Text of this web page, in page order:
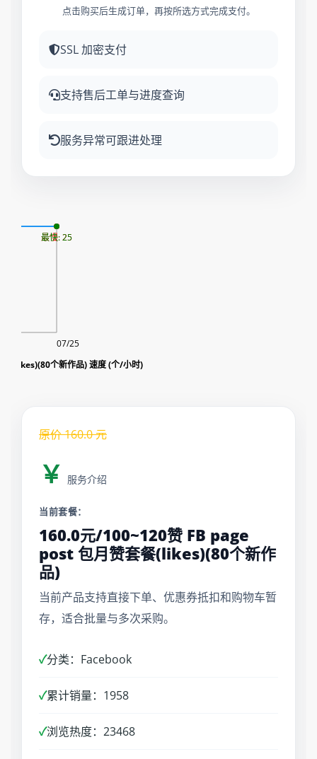
点击购买后生成订单，再按所选方式完成支付。
SSL 加密支付
支持售后工单与进度查询
服务异常可跟进处理
(likes)(80个新作品) 速度 (个/小时)
07/25
最慢: 25
最快: 25
原价160.0元
￥ 服务介绍
当前套餐：
160.0元/100~120赞 FB page
post 包月赞套餐(likes)(80个新作
品)
当前产品支持直接下单、优惠券抵扣和购物车暂
存，适合批量与多次采购。
✓分类：Facebook
✓累计销量：1958
✓浏览热度：23468